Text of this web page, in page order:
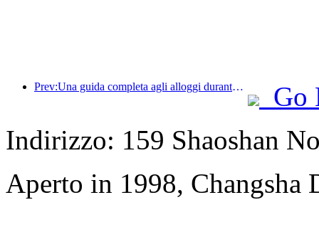
Prev:Una guida completa agli alloggi durante la stagione turistica invernale a Pechino Il nuovo cortile del Jingneng Hotel innesca una nuova mania del turismo
Go
Indirizzo: 159 Shaoshan
Aperto in 1998, Changsha